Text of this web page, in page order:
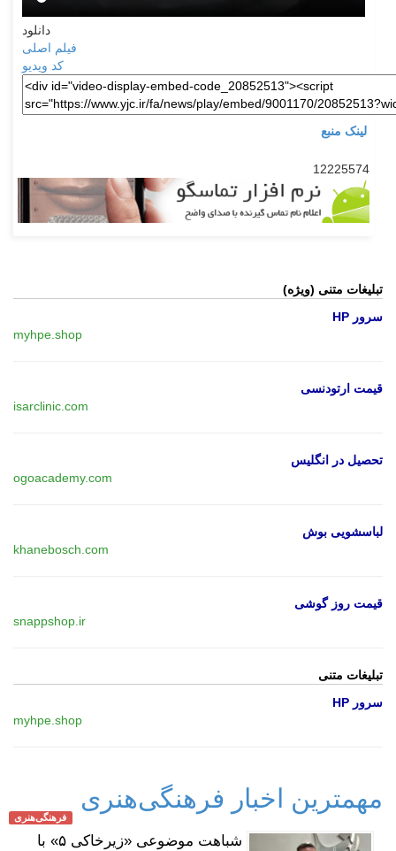
دانلود
فیلم اصلی
کد ویدیو
لینک منبع
12225574
تبلیغات متنی (ویژه)
سرور HP
myhpe.shop
قیمت ارتودنسی
isarclinic.com
تحصیل در انگلیس
ogoacademy.com
لباسشویی بوش
khanebosch.com
قیمت روز گوشی
snappshop.ir
تبلیغات متنی
سرور HP
myhpe.shop
مهمترین اخبار فرهنگی‌هنری
فرهنگی‌هنری
شباهت موضوعی «زیرخاکی ۵» با